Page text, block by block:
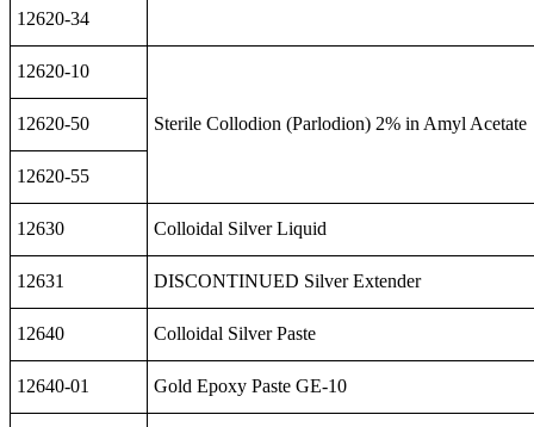
12620-34
12620-10
Sterile Collodion (Parlodion) 2% in Amyl Acetate
12620-50
12620-55
12630 Colloidal Silver Liquid
12631 DISCONTINUED Silver Extender
12640 Colloidal Silver Paste
12640-01 Gold Epoxy Paste GE-10